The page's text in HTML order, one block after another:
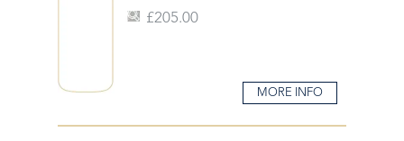
£205.00
MORE INFO